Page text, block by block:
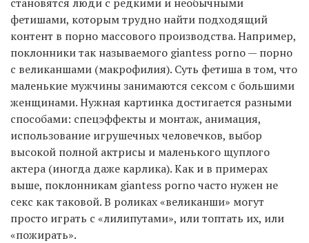
фетишами, которым трудно найти подходящий
контент в порно массового производства. Например,
поклонники так называемого giantess porno — порно
с великаншами (макрофилия). Суть фетиша в том, что
маленькие мужчины занимаются сексом с большими
женщинами. Нужная картинка достигается разными
способами: спецэффекты и монтаж, анимация,
использование игрушечных человечков, выбор
высокой полной актрисы и маленького щуплого
актера (иногда даже карлика). Как и в примерах
выше, поклонникам giantess porno часто нужен не
секс как таковой. В роликах «великанши» могут
просто играть с «лилипутами», или топтать их, или
«пожирать».